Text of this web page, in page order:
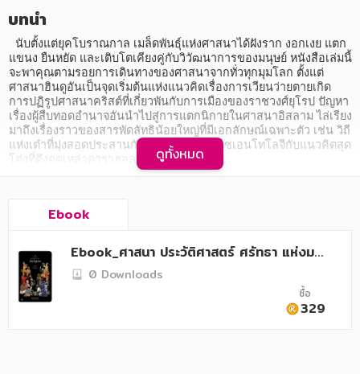
อาหาร สุขภาพ การแพทย์
ศิลปะ บันเทิง กีฬา ท่องเที่ยว
สังคม วัฒนธรรม การปกครอง ศาสนาและปรัชญา
ศาสนา และปรัชญา
กฎหมาย สัญญา ภาษี
การเงิน การลงทุน บริหาร
วรรณกรรม
การเกษตร ชีววิทยา
บทนำ
แขนง ยืนหยัด และเติบโตเคียงคู่กับวิวัฒนาการของมนุษย์ หนังสือเล่มนี้
จะพาคุณตามรอยการเดินทางของศาสนาจากทั่วทุกมุมโลก ตั้งแต่
ศาสนาฮินดูอันเป็นจุดเริ่มต้นแห่งแนวคิดเรื่องการเวียนว่ายตายเกิด
การปฏิรูปศาสนาคริสต์ที่เกี่ยวพันกับการเมืองของราชวงศ์ยุโรป ปัญหา
เรื่องผู้สืบทอดอำนาจอันนำไปสู่การแตกนิกายในศาสนาอิสลาม ไล่เรียง
มาถึงเรื่องราวของสารพัดลัทธิน้อยใหญ่ที่มีเอกลักษณ์เฉพาะตัว เช่น วิถี
แห่งเต๋าที่มุ่งสอดประสานกับธรรมชาติ ลัทธิไซเอนโทโลจีกับแนวคิดสุด
โต่งที่ดึงดูดเหล่าดาราฮอลลีวูด ฯลฯ
การเมือง และวัฒนธรรมอย่างมิอาจแยกขาด พร้อมชวนให้ขบคิดถึง
เหนี่ยวที่ช่วยปลอบประโลมใจ แต่ยังถูกตีตราว่าเป็นชนวนเหตุแห่ง
สงครามกวาดล้างและการเข่นฆ่าคุกคามในหน้าประวัติศาสตร์ เช่น
นั้นแล้วเราควรรับมือกับดาบสองคมที่มีชื่อว่าศาสนาอย่างไร เพื่อไม่ให้
คมดาบแห่งศรัทธานั้นทิ่มแทง คำตอบทั้งหมดรอคุณค้นพบพร้อมกันแล้ว
ในเล่ม!
ดูทั้งหมด
Ebook
Ebook_ศาสนา ประวัติศาสตร์ ศรัทธา แห่งมว
ลมนุษย์
0 Downloads
ซื้อ
329